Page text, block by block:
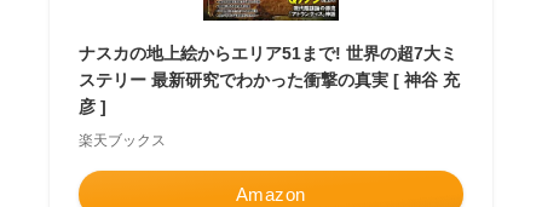
ナスカの地上絵からエリア51まで! 世界の超7大ミ
ステリー 最新研究でわかった衝撃の真実 [ 神谷 充
彦 ]
楽天ブックス
Amazon